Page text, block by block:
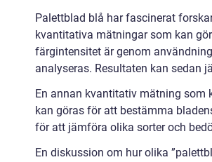
Palettblad blå har fascinerat
kvantitativa mätningar som kan
färgintensitet är genom
analyseras. Resultaten kan sedan
En annan kvantitativ mätning som
kan göras för att bestämma
för att jämföra olika sorter och
En diskussion om hur olika